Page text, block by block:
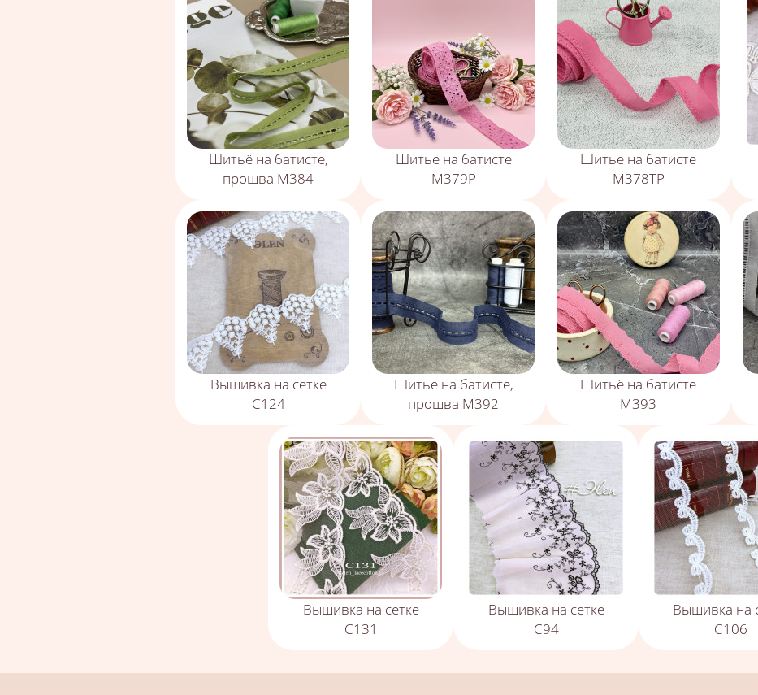
Шитьё на батисте,
прошва М384
Шитье на батисте
М379Р
Шитье на батисте
М378ТР
Вышивка на сетке
С124
Шитье на батисте,
прошва М392
Шитьё на батисте
М393
Вышивка на сетке
С131
Вышивка на сетке
С94
Вышивка на
С106